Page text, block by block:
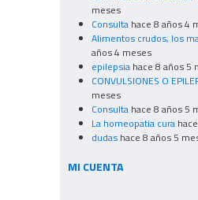
meses
Consulta hace 8 años 4
Alimentos crudos, los
años 4 meses
epilepsia hace 8 años 5
CONVULSIONES O
meses
Consulta hace 8 años 5
La homeopatia cura
dudas hace 8 años 5
MI CUENTA